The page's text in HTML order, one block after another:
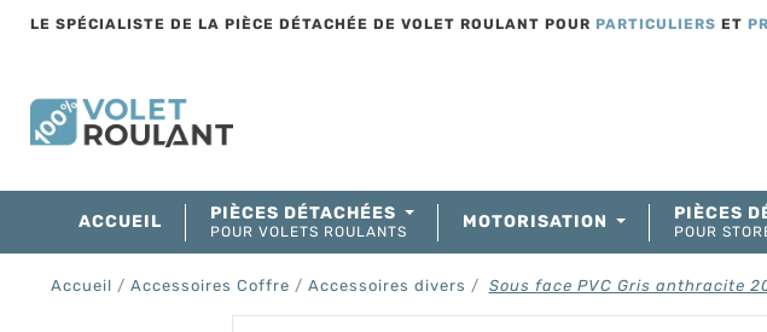
LE SPÉCIALISTE DE LA PIÈCE DÉTACHÉE DE VOLET ROULANT POUR PARTICULIERS ET
ACCUEIL PIÈCES DÉTACHÉES
POUR VOLETS ROULANTS MOTORISATION PIÈCES
POUR
Accueil Accessoires Coffre Accessoires divers Sous face PVC Gris anthracite